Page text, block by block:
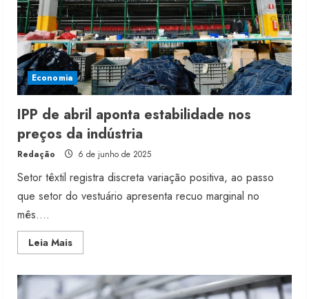
Economia
IPP de abril aponta estabilidade nos
preços da indústria
Redação 6 de junho de 2025
Setor têxtil registra discreta variação positiva, ao passo
que setor do vestuário apresenta recuo marginal no
mês....
Leia MaisRead
more
de
abril